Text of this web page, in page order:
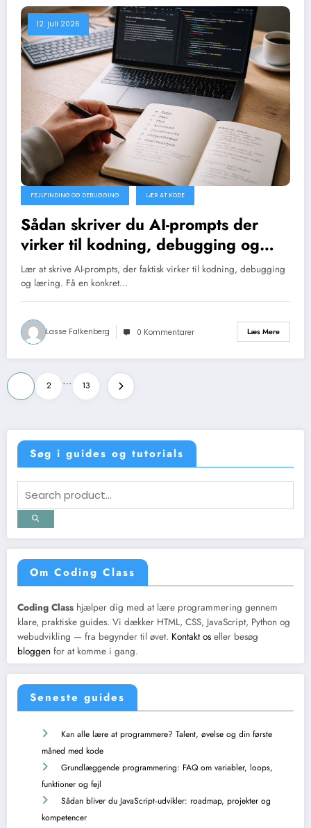
12. juli 2026
FEJLFINDING OG DEBUGGING LÆR AT KODE
Sådan skriver du AI-prompts der
virker til kodning, debugging og
læring
Lær at skrive AI-prompts, der faktisk virker til kodning, debugging
og læring. Få en konkret…
Lasse Falkenberg 0 Kommentarer Læs Mere
Indlægsinddeling
2 … 13
Søg i guides og tutorials
Om Coding Class
Coding Class hjælper dig med at lære programmering gennem
klare, praktiske guides. Vi dækker HTML, CSS, JavaScript, Python og
webudvikling — fra begynder til øvet. Kontakt os eller besøg
bloggen for at komme i gang.
Seneste guides
Kan alle lære at programmere? Talent, øvelse og din første
måned med kode
Grundlæggende programmering: FAQ om variabler, loops,
funktioner og fejl
Sådan bliver du JavaScript‑udvikler: roadmap, projekter og
kompetencer